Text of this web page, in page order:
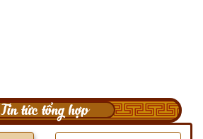
Tin tức tổng hợp